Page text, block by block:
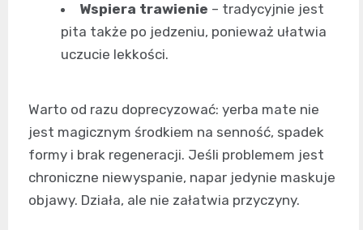
Wspiera trawienie – tradycyjnie jest
pita także po jedzeniu, ponieważ ułatwia
uczucie lekkości.
Warto od razu doprecyzować: yerba mate nie
jest magicznym środkiem na senność, spadek
formy i brak regeneracji. Jeśli problemem jest
chroniczne niewyspanie, napar jedynie maskuje
objawy. Działa, ale nie załatwia przyczyny.